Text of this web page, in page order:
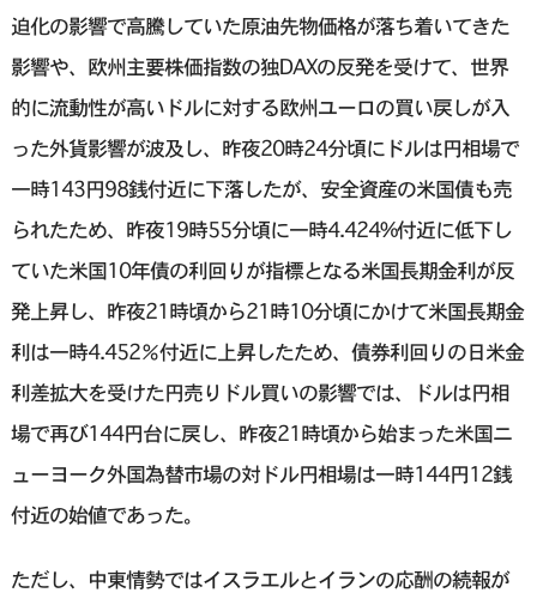
迫化の影響で高騰していた原油先物価格が落ち着いてきた
影響や、欧州主要株価指数の独DAXの反発を受けて、世界
的に流動性が高いドルに対する欧州ユーロの買い戻しが入
った外貨影響が波及し、昨夜20時24分頃にドルは円相場で
一時143円98銭付近に下落したが、安全資産の米国債も売
られたため、昨夜19時55分頃に一時4.424%付近に低下し
ていた米国10年債の利回りが指標となる米国長期金利が反
発上昇し、昨夜21時頃から21時10分頃にかけて米国長期金
利は一時4.452％付近に上昇したため、債券利回りの日米金
利差拡大を受けた円売りドル買いの影響では、ドルは円相
場で再び144円台に戻し、昨夜21時頃から始まった米国ニ
ューヨーク外国為替市場の対ドル円相場は一時144円12銭
付近の始値であった。
ただし、中東情勢ではイスラエルとイランの応酬の続報が